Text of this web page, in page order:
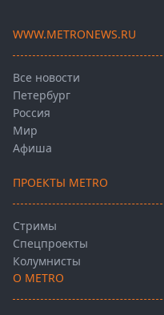
WWW.METRONEWS.RU
Все новости
Петербург
Россия
Мир
Афиша
ПРОЕКТЫ METRO
Стримы
Спецпроекты
Колумнисты
О METRO